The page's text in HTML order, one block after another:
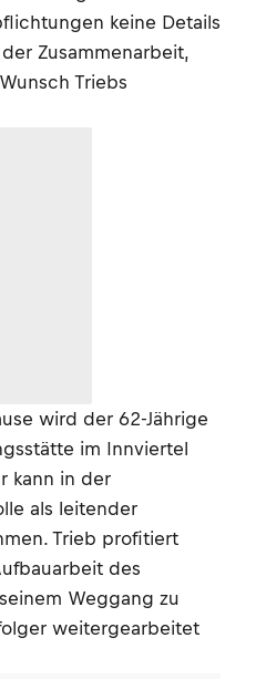
keine Details
Zusammenarbeit,
Triebs
wird der 62-Jährige
im Innviertel
kann in der
als leitender
Trieb profitiert
des
Weggang zu
weitergearbeitet